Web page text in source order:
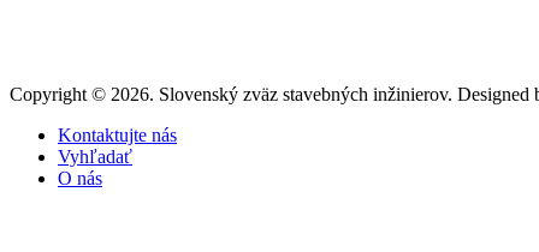
Copyright © 2026. Slovenský zväz stavebných inžinierov. Designed
Kontaktujte nás
Vyhľadať
O nás